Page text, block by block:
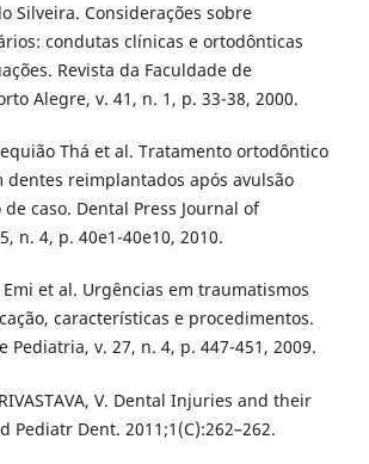
Silveira. Considerações sobre
condutas clínicas e ortodônticas
Revista da Faculdade de
Alegre, v. 41, n. 1, p. 33-38, 2000.
Thá et al. Tratamento ortodôntico
dentes reimplantados após avulsão
caso. Dental Press Journal of
n. 4, p. 40e1-40e10, 2010.
Emi et al. Urgências em traumatismos
características e procedimentos.
Pediatria, v. 27, n. 4, p. 447-451, 2009.
V. Dental Injuries and their
Pediatr Dent. 2011;1(C):262–262.